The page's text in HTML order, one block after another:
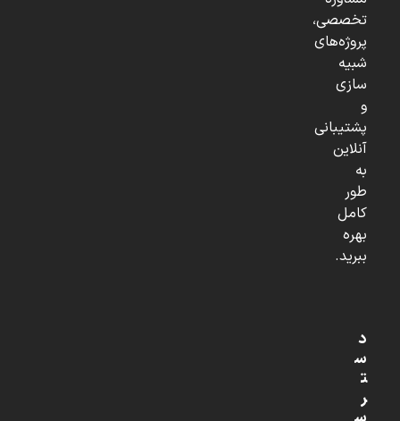
تخصصی،
پروژه‌های
شبیه
سازی
و
پشتیبانی
آنلاین
به
طور
کامل
بهره
ببرید.
د
س
ت
ر